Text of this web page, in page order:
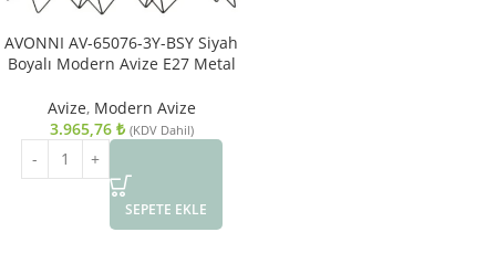
AVONNI AV-65076-3Y-BSY Siyah
Boyalı Modern Avize E27 Metal
Avize, Modern Avize
3.965,76 ₺ (KDV Dahil)
SEPETE EKLE